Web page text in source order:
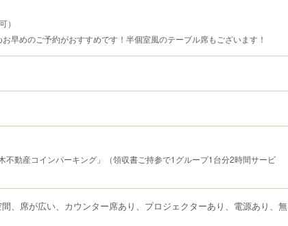
）
早めのご予約がおすすめです！半個室風のテーブル席もございます！
不動産コインパーキング」（領収書ご持参で1グループ1台分2時間サービ
、席が広い、カウンター席あり、プロジェクターあり、電源あり、無